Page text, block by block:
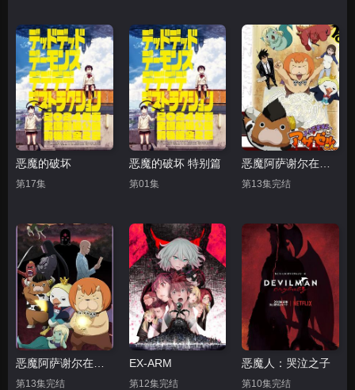
恶魔的破坏
第17集
恶魔的破坏 特别篇
第01集 第13集完结
第13集完结
EX-ARM
第12集完结
恶魔人：哭泣之子
第10集完结